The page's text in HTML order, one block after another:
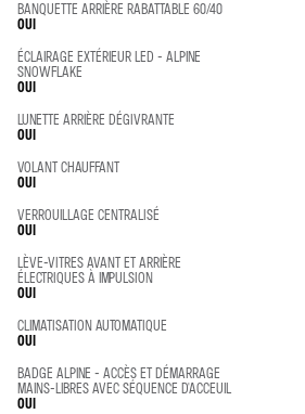
BANQUETTE ARRIÈRE RABATTABLE 60/40
OUI
ÉCLAIRAGE EXTÉRIEUR LED - ALPINE
SNOWFLAKE
OUI
LUNETTE ARRIÈRE DÉGIVRANTE
OUI
VOLANT CHAUFFANT
OUI
VERROUILLAGE CENTRALISÉ
OUI
LÈVE-VITRES AVANT ET ARRIÈRE
ÉLECTRIQUES À IMPULSION
OUI
CLIMATISATION AUTOMATIQUE
OUI
BADGE ALPINE - ACCÈS ET DÉMARRAGE
MAINS-LIBRES AVEC SÉQUENCE D'ACCEUIL
OUI